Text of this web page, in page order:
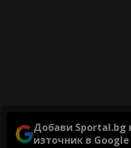
Добави Sportal.bg
източник в Google